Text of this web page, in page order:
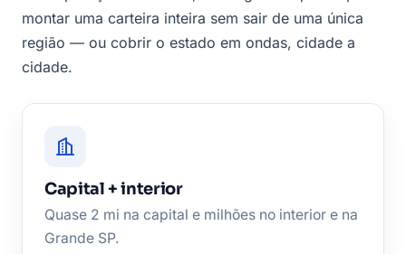
montar uma carteira inteira sem sair de uma única
região — ou cobrir o estado em ondas, cidade a
cidade.
Capital + interior
Quase 2 mi na capital e milhões no interior e na
Grande SP.